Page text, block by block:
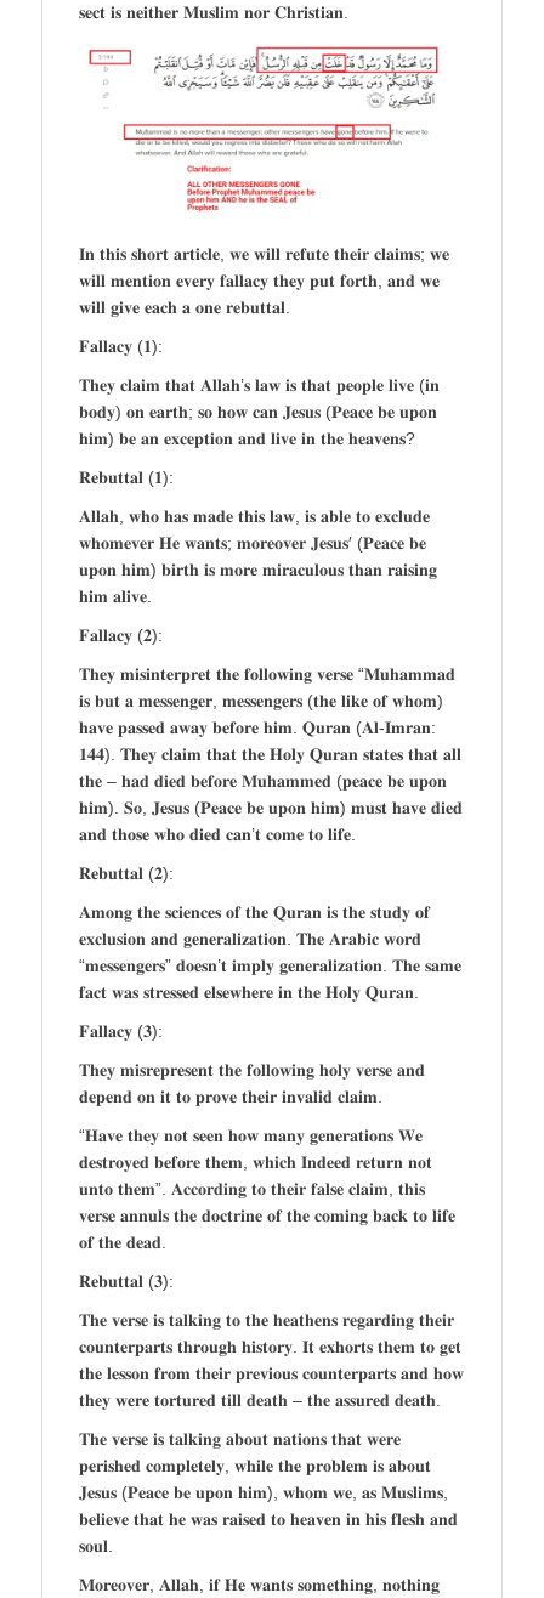
𝐬𝐞𝐜𝐭 𝐢𝐬 𝐧𝐞𝐢𝐭𝐡𝐞𝐫 𝐌𝐮𝐬𝐥𝐢𝐦 𝐧𝐨𝐫 𝐂𝐡𝐫𝐢𝐬𝐭𝐢𝐚𝐧.
𝐈𝐧 𝐭𝐡𝐢𝐬 𝐬𝐡𝐨𝐫𝐭 𝐚𝐫𝐭𝐢𝐜𝐥𝐞, 𝐰𝐞 𝐰𝐢𝐥𝐥 𝐫𝐞𝐟𝐮𝐭𝐞 𝐭𝐡𝐞𝐢𝐫 𝐜𝐥𝐚𝐢𝐦𝐬; 𝐰𝐞
𝐰𝐢𝐥𝐥 𝐦𝐞𝐧𝐭𝐢𝐨𝐧 𝐞𝐯𝐞𝐫𝐲 𝐟𝐚𝐥𝐥𝐚𝐜𝐲 𝐭𝐡𝐞𝐲 𝐩𝐮𝐭 𝐟𝐨𝐫𝐭𝐡, 𝐚𝐧𝐝 𝐰𝐞
𝐰𝐢𝐥𝐥 𝐠𝐢𝐯𝐞 𝐞𝐚𝐜𝐡 𝐚 𝐨𝐧𝐞 𝐫𝐞𝐛𝐮𝐭𝐭𝐚𝐥.
𝐅𝐚𝐥𝐥𝐚𝐜𝐲 (𝟏):
𝐓𝐡𝐞𝐲 𝐜𝐥𝐚𝐢𝐦 𝐭𝐡𝐚𝐭 𝐀𝐥𝐥𝐚𝐡’𝐬 𝐥𝐚𝐰 𝐢𝐬 𝐭𝐡𝐚𝐭 𝐩𝐞𝐨𝐩𝐥𝐞 𝐥𝐢𝐯𝐞 (𝐢𝐧
𝐛𝐨𝐝𝐲) 𝐨𝐧 𝐞𝐚𝐫𝐭𝐡; 𝐬𝐨 𝐡𝐨𝐰 𝐜𝐚𝐧 𝐉𝐞𝐬𝐮𝐬 (𝐏𝐞𝐚𝐜𝐞 𝐛𝐞 𝐮𝐩𝐨𝐧
𝐡𝐢𝐦) 𝐛𝐞 𝐚𝐧 𝐞𝐱𝐜𝐞𝐩𝐭𝐢𝐨𝐧 𝐚𝐧𝐝 𝐥𝐢𝐯𝐞 𝐢𝐧 𝐭𝐡𝐞 𝐡𝐞𝐚𝐯𝐞𝐧𝐬?
𝐑𝐞𝐛𝐮𝐭𝐭𝐚𝐥 (𝟏):
𝐀𝐥𝐥𝐚𝐡, 𝐰𝐡𝐨 𝐡𝐚𝐬 𝐦𝐚𝐝𝐞 𝐭𝐡𝐢𝐬 𝐥𝐚𝐰, 𝐢𝐬 𝐚𝐛𝐥𝐞 𝐭𝐨 𝐞𝐱𝐜𝐥𝐮𝐝𝐞
𝐰𝐡𝐨𝐦𝐞𝐯𝐞𝐫 𝐇𝐞 𝐰𝐚𝐧𝐭𝐬; 𝐦𝐨𝐫𝐞𝐨𝐯𝐞𝐫 𝐉𝐞𝐬𝐮𝐬′ (𝐏𝐞𝐚𝐜𝐞 𝐛𝐞
𝐮𝐩𝐨𝐧 𝐡𝐢𝐦) 𝐛𝐢𝐫𝐭𝐡 𝐢𝐬 𝐦𝐨𝐫𝐞 𝐦𝐢𝐫𝐚𝐜𝐮𝐥𝐨𝐮𝐬 𝐭𝐡𝐚𝐧 𝐫𝐚𝐢𝐬𝐢𝐧𝐠
𝐡𝐢𝐦 𝐚𝐥𝐢𝐯𝐞.
𝐅𝐚𝐥𝐥𝐚𝐜𝐲 (𝟐):
𝐓𝐡𝐞𝐲 𝐦𝐢𝐬𝐢𝐧𝐭𝐞𝐫𝐩𝐫𝐞𝐭 𝐭𝐡𝐞 𝐟𝐨𝐥𝐥𝐨𝐰𝐢𝐧𝐠 𝐯𝐞𝐫𝐬𝐞 “𝐌𝐮𝐡𝐚𝐦𝐦𝐚𝐝
𝐢𝐬 𝐛𝐮𝐭 𝐚 𝐦𝐞𝐬𝐬𝐞𝐧𝐠𝐞𝐫, 𝐦𝐞𝐬𝐬𝐞𝐧𝐠𝐞𝐫𝐬 (𝐭𝐡𝐞 𝐥𝐢𝐤𝐞 𝐨𝐟 𝐰𝐡𝐨𝐦)
𝐡𝐚𝐯𝐞 𝐩𝐚𝐬𝐬𝐞𝐝 𝐚𝐰𝐚𝐲 𝐛𝐞𝐟𝐨𝐫𝐞 𝐡𝐢𝐦. 𝐐𝐮𝐫𝐚𝐧 (𝐀𝐥-𝐈𝐦𝐫𝐚𝐧:
𝟏𝟒𝟒). 𝐓𝐡𝐞𝐲 𝐜𝐥𝐚𝐢𝐦 𝐭𝐡𝐚𝐭 𝐭𝐡𝐞 𝐇𝐨𝐥𝐲 𝐐𝐮𝐫𝐚𝐧 𝐬𝐭𝐚𝐭𝐞𝐬 𝐭𝐡𝐚𝐭 𝐚𝐥𝐥
𝐭𝐡𝐞 – 𝐡𝐚𝐝 𝐝𝐢𝐞𝐝 𝐛𝐞𝐟𝐨𝐫𝐞 𝐌𝐮𝐡𝐚𝐦𝐦𝐞𝐝 (𝐩𝐞𝐚𝐜𝐞 𝐛𝐞 𝐮𝐩𝐨𝐧
𝐡𝐢𝐦). 𝐒𝐨, 𝐉𝐞𝐬𝐮𝐬 (𝐏𝐞𝐚𝐜𝐞 𝐛𝐞 𝐮𝐩𝐨𝐧 𝐡𝐢𝐦) 𝐦𝐮𝐬𝐭 𝐡𝐚𝐯𝐞 𝐝𝐢𝐞𝐝
𝐚𝐧𝐝 𝐭𝐡𝐨𝐬𝐞 𝐰𝐡𝐨 𝐝𝐢𝐞𝐝 𝐜𝐚𝐧’𝐭 𝐜𝐨𝐦𝐞 𝐭𝐨 𝐥𝐢𝐟𝐞.
𝐑𝐞𝐛𝐮𝐭𝐭𝐚𝐥 (𝟐):
𝐀𝐦𝐨𝐧𝐠 𝐭𝐡𝐞 𝐬𝐜𝐢𝐞𝐧𝐜𝐞𝐬 𝐨𝐟 𝐭𝐡𝐞 𝐐𝐮𝐫𝐚𝐧 𝐢𝐬 𝐭𝐡𝐞 𝐬𝐭𝐮𝐝𝐲 𝐨𝐟
𝐞𝐱𝐜𝐥𝐮𝐬𝐢𝐨𝐧 𝐚𝐧𝐝 𝐠𝐞𝐧𝐞𝐫𝐚𝐥𝐢𝐳𝐚𝐭𝐢𝐨𝐧. 𝐓𝐡𝐞 𝐀𝐫𝐚𝐛𝐢𝐜 𝐰𝐨𝐫𝐝
“𝐦𝐞𝐬𝐬𝐞𝐧𝐠𝐞𝐫𝐬” 𝐝𝐨𝐞𝐬𝐧’𝐭 𝐢𝐦𝐩𝐥𝐲 𝐠𝐞𝐧𝐞𝐫𝐚𝐥𝐢𝐳𝐚𝐭𝐢𝐨𝐧. 𝐓𝐡𝐞 𝐬𝐚𝐦𝐞
𝐟𝐚𝐜𝐭 𝐰𝐚𝐬 𝐬𝐭𝐫𝐞𝐬𝐬𝐞𝐝 𝐞𝐥𝐬𝐞𝐰𝐡𝐞𝐫𝐞 𝐢𝐧 𝐭𝐡𝐞 𝐇𝐨𝐥𝐲 𝐐𝐮𝐫𝐚𝐧.
𝐅𝐚𝐥𝐥𝐚𝐜𝐲 (𝟑):
𝐓𝐡𝐞𝐲 𝐦𝐢𝐬𝐫𝐞𝐩𝐫𝐞𝐬𝐞𝐧𝐭 𝐭𝐡𝐞 𝐟𝐨𝐥𝐥𝐨𝐰𝐢𝐧𝐠 𝐡𝐨𝐥𝐲 𝐯𝐞𝐫𝐬𝐞 𝐚𝐧𝐝
𝐝𝐞𝐩𝐞𝐧𝐝 𝐨𝐧 𝐢𝐭 𝐭𝐨 𝐩𝐫𝐨𝐯𝐞 𝐭𝐡𝐞𝐢𝐫 𝐢𝐧𝐯𝐚𝐥𝐢𝐝 𝐜𝐥𝐚𝐢𝐦.
“𝐇𝐚𝐯𝐞 𝐭𝐡𝐞𝐲 𝐧𝐨𝐭 𝐬𝐞𝐞𝐧 𝐡𝐨𝐰 𝐦𝐚𝐧𝐲 𝐠𝐞𝐧𝐞𝐫𝐚𝐭𝐢𝐨𝐧𝐬 𝐖𝐞
𝐝𝐞𝐬𝐭𝐫𝐨𝐲𝐞𝐝 𝐛𝐞𝐟𝐨𝐫𝐞 𝐭𝐡𝐞𝐦, 𝐰𝐡𝐢𝐜𝐡 𝐈𝐧𝐝𝐞𝐞𝐝 𝐫𝐞𝐭𝐮𝐫𝐧 𝐧𝐨𝐭
𝐮𝐧𝐭𝐨 𝐭𝐡𝐞𝐦”. 𝐀𝐜𝐜𝐨𝐫𝐝𝐢𝐧𝐠 𝐭𝐨 𝐭𝐡𝐞𝐢𝐫 𝐟𝐚𝐥𝐬𝐞 𝐜𝐥𝐚𝐢𝐦, 𝐭𝐡𝐢𝐬
𝐯𝐞𝐫𝐬𝐞 𝐚𝐧𝐧𝐮𝐥𝐬 𝐭𝐡𝐞 𝐝𝐨𝐜𝐭𝐫𝐢𝐧𝐞 𝐨𝐟 𝐭𝐡𝐞 𝐜𝐨𝐦𝐢𝐧𝐠 𝐛𝐚𝐜𝐤 𝐭𝐨 𝐥𝐢𝐟𝐞
𝐨𝐟 𝐭𝐡𝐞 𝐝𝐞𝐚𝐝.
𝐑𝐞𝐛𝐮𝐭𝐭𝐚𝐥 (𝟑):
𝐓𝐡𝐞 𝐯𝐞𝐫𝐬𝐞 𝐢𝐬 𝐭𝐚𝐥𝐤𝐢𝐧𝐠 𝐭𝐨 𝐭𝐡𝐞 𝐡𝐞𝐚𝐭𝐡𝐞𝐧𝐬 𝐫𝐞𝐠𝐚𝐫𝐝𝐢𝐧𝐠 𝐭𝐡𝐞𝐢𝐫
𝐜𝐨𝐮𝐧𝐭𝐞𝐫𝐩𝐚𝐫𝐭𝐬 𝐭𝐡𝐫𝐨𝐮𝐠𝐡 𝐡𝐢𝐬𝐭𝐨𝐫𝐲. 𝐈𝐭 𝐞𝐱𝐡𝐨𝐫𝐭𝐬 𝐭𝐡𝐞𝐦 𝐭𝐨 𝐠𝐞𝐭
𝐭𝐡𝐞 𝐥𝐞𝐬𝐬𝐨𝐧 𝐟𝐫𝐨𝐦 𝐭𝐡𝐞𝐢𝐫 𝐩𝐫𝐞𝐯𝐢𝐨𝐮𝐬 𝐜𝐨𝐮𝐧𝐭𝐞𝐫𝐩𝐚𝐫𝐭𝐬 𝐚𝐧𝐝 𝐡𝐨𝐰
𝐭𝐡𝐞𝐲 𝐰𝐞𝐫𝐞 𝐭𝐨𝐫𝐭𝐮𝐫𝐞𝐝 𝐭𝐢𝐥𝐥 𝐝𝐞𝐚𝐭𝐡 – 𝐭𝐡𝐞 𝐚𝐬𝐬𝐮𝐫𝐞𝐝 𝐝𝐞𝐚𝐭𝐡.
𝐓𝐡𝐞 𝐯𝐞𝐫𝐬𝐞 𝐢𝐬 𝐭𝐚𝐥𝐤𝐢𝐧𝐠 𝐚𝐛𝐨𝐮𝐭 𝐧𝐚𝐭𝐢𝐨𝐧𝐬 𝐭𝐡𝐚𝐭 𝐰𝐞𝐫𝐞
𝐩𝐞𝐫𝐢𝐬𝐡𝐞𝐝 𝐜𝐨𝐦𝐩𝐥𝐞𝐭𝐞𝐥𝐲, 𝐰𝐡𝐢𝐥𝐞 𝐭𝐡𝐞 𝐩𝐫𝐨𝐛𝐥𝐞𝐦 𝐢𝐬 𝐚𝐛𝐨𝐮𝐭
𝐉𝐞𝐬𝐮𝐬 (𝐏𝐞𝐚𝐜𝐞 𝐛𝐞 𝐮𝐩𝐨𝐧 𝐡𝐢𝐦), 𝐰𝐡𝐨𝐦 𝐰𝐞, 𝐚𝐬 𝐌𝐮𝐬𝐥𝐢𝐦𝐬,
𝐛𝐞𝐥𝐢𝐞𝐯𝐞 𝐭𝐡𝐚𝐭 𝐡𝐞 𝐰𝐚𝐬 𝐫𝐚𝐢𝐬𝐞𝐝 𝐭𝐨 𝐡𝐞𝐚𝐯𝐞𝐧 𝐢𝐧 𝐡𝐢𝐬 𝐟𝐥𝐞𝐬𝐡 𝐚𝐧𝐝
𝐬𝐨𝐮𝐥.
𝐌𝐨𝐫𝐞𝐨𝐯𝐞𝐫, 𝐀𝐥𝐥𝐚𝐡, 𝐢𝐟 𝐇𝐞 𝐰𝐚𝐧𝐭𝐬 𝐬𝐨𝐦𝐞𝐭𝐡𝐢𝐧𝐠, 𝐧𝐨𝐭𝐡𝐢𝐧𝐠